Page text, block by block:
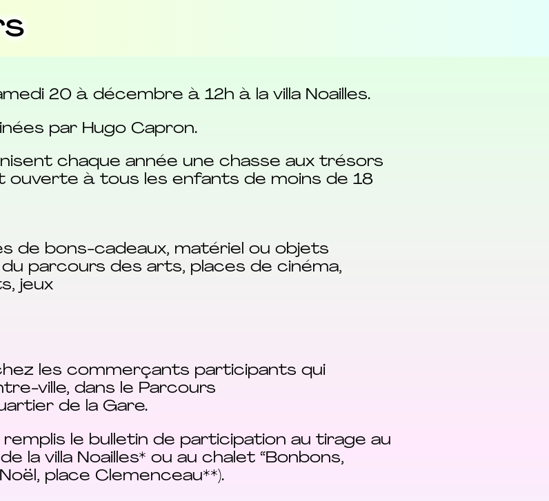
20 à décembre à 12h à la villa Noailles.
par Hugo Capron.
chaque année une chasse aux trésors
ouverte à tous les enfants de moins de 18
de bons-cadeaux, matériel ou objets
parcours des arts, places de cinéma,
jeux
les commerçants participants qui
ville, dans le Parcours
de la Gare.
le bulletin de participation au tirage au
la villa Noailles* ou au chalet “Bonbons,
place Clemenceau**).